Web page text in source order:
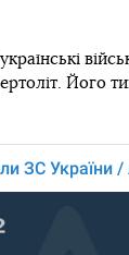
TelegramFacebook
Його